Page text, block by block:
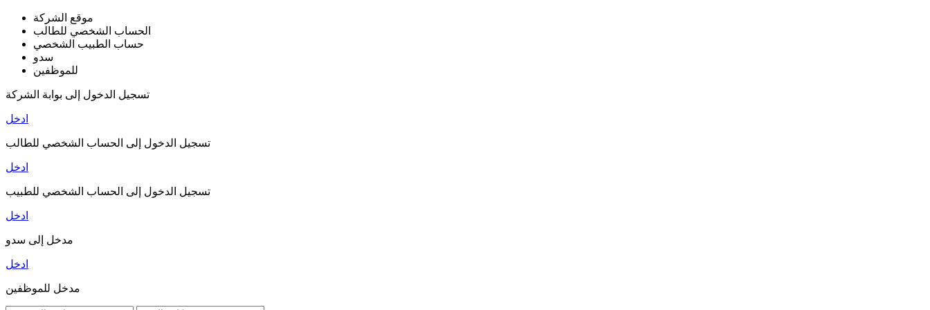
موقع الشركة
الحساب الشخصي للطالب
حساب الطبيب الشخصي
سدو
للموظفين
تسجيل الدخول إلى بوابة الشركة
ادخل
تسجيل الدخول إلى الحساب الشخصي للطالب
ادخل
تسجيل الدخول إلى الحساب الشخصي للطبيب
ادخل
مدخل إلى سدو
ادخل
مدخل للموظفين